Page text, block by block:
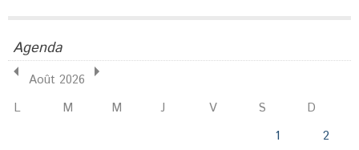
Agenda
Août 2026
L
M M J V S
D
1
2